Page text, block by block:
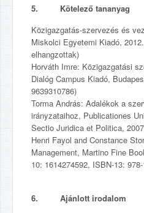
5. Kötelező tananyag
Közigazgatás-szervezés és
Miskolci Egyetemi Kiadó,
elhangzottak)
Horváth Imre: Közigazgatási
Dialóg Campus Kiadó,
9639310786)
Torma András: Adalékok a
irányzataihoz, Publicationes
Sectio Juridica et Politica,
Henri Fayol and Constance
Management, Martino Fine
10: 1614274592, ISBN-13:
6. Ajánlott irodalom